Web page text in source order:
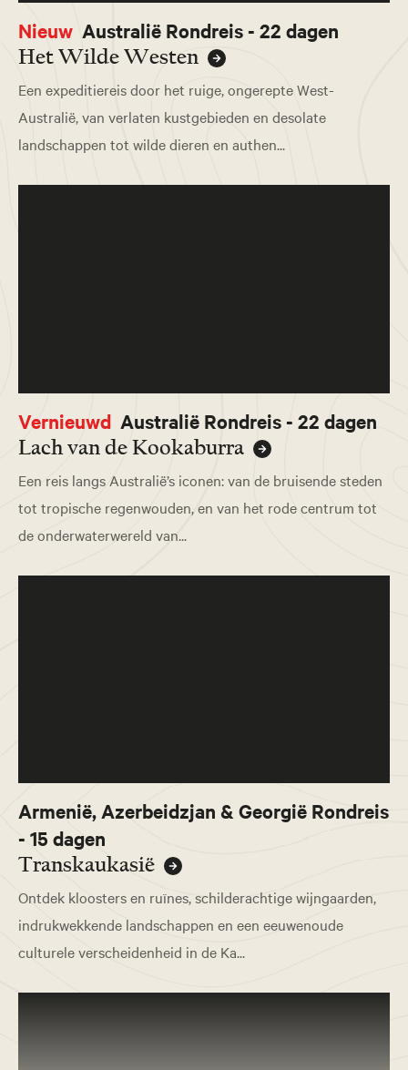
Nieuw Australië Rondreis - 22 dagen
Het Wilde Westen
Een expeditiereis door het ruige, ongerepte West-
Australië, van verlaten kustgebieden en desolate
landschappen tot wilde dieren en authen...
Vernieuwd Australië Rondreis - 22 dagen
Lach van de Kookaburra
Een reis langs Australië’s iconen: van de bruisende steden
tot tropische regenwouden, en van het rode centrum tot
de onderwaterwereld van...
Armenië, Azerbeidzjan & Georgië Rondreis
- 15 dagen
Transkaukasië
Ontdek kloosters en ruïnes, schilderachtige wijngaarden,
indrukwekkende landschappen en een eeuwenoude
culturele verscheidenheid in de Ka...